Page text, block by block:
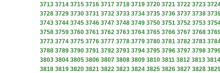
3713 3714 3715 3716 3717 3718 3719 3720 3721 3722 3723
3728 3729 3730 3731 3732 3733 3734 3735 3736 3737 3738
3743 3744 3745 3746 3747 3748 3749 3750 3751 3752 3753
3758 3759 3760 3761 3762 3763 3764 3765 3766 3767 3768
3773 3774 3775 3776 3777 3778 3779 3780 3781 3782 3783
3788 3789 3790 3791 3792 3793 3794 3795 3796 3797 3798
3803 3804 3805 3806 3807 3808 3809 3810 3811 3812 3813 3814
3818 3819 3820 3821 3822 3823 3824 3825 3826 3827 3828